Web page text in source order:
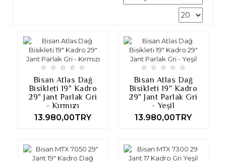
Bisan Atlas Dağ
Bisikleti 19" Kadro
29" Jant Parlak Gri
- Kırmızı
13.980,00TRY
Bisan Atlas Dağ
Bisikleti 19" Kadro
29" Jant Parlak Gri
- Yeşil
13.980,00TRY